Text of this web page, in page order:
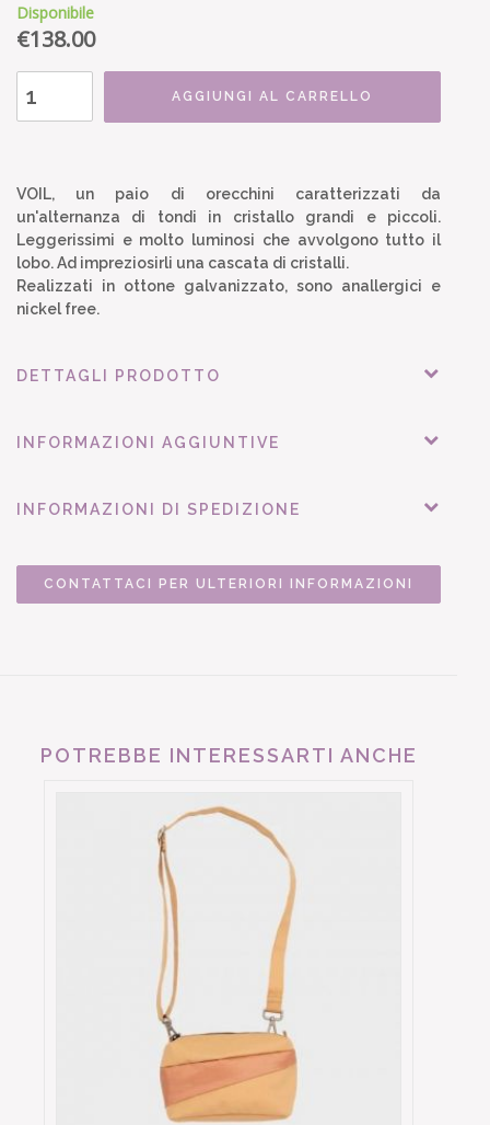
Disponibile
€138.00
AGGIUNGI AL CARRELLO
VOIL, un paio di orecchini caratterizzati da
un'alternanza di tondi in cristallo grandi e piccoli.
Leggerissimi e molto luminosi che avvolgono tutto il
lobo. Ad impreziosirli una cascata di cristalli.
Realizzati in ottone galvanizzato, sono anallergici e
nickel free.
DETTAGLI PRODOTTO
INFORMAZIONI AGGIUNTIVE
INFORMAZIONI DI SPEDIZIONE
CONTATTACI PER ULTERIORI INFORMAZIONI
POTREBBE INTERESSARTI ANCHE